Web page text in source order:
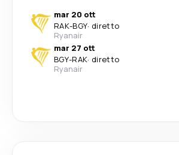
mar 20 ott
RAK-BGY· diretto
Ryanair
mar 27 ott
BGY-RAK· diretto
Ryanair